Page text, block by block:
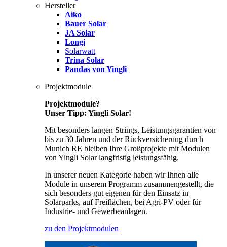
Hersteller
Aiko
Bauer Solar
JA Solar
Longi
Solarwatt
Trina Solar
Pandas von Yingli
Projektmodule
Projektmodule?
Unser Tipp: Yingli Solar!
Mit besonders langen Strings, Leistungsgarantien von
bis zu 30 Jahren und der Rückversicherung durch
Munich RE bleiben Ihre Großprojekte mit Modulen
von Yingli Solar langfristig leistungsfähig.
In unserer neuen Kategorie haben wir Ihnen alle
Module in unserem Programm zusammengestellt, die
sich besonders gut eigenen für den Einsatz in
Solarparks, auf Freiflächen, bei Agri-PV oder für
Industrie- und Gewerbeanlagen.
zu den Projektmodulen